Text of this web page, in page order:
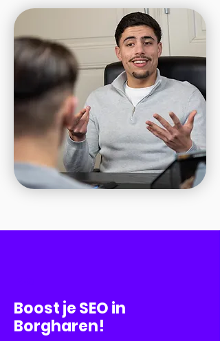
Boost je SEO in
Borgharen!